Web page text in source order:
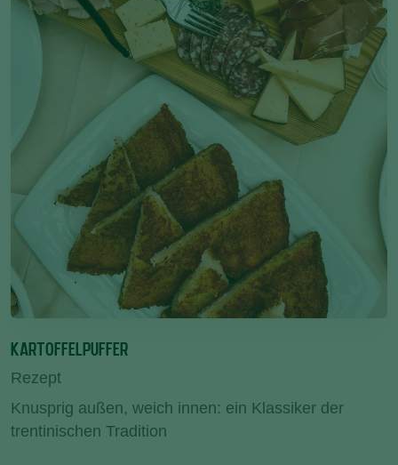
KARTOFFELPUFFER
Rezept
Knusprig außen, weich innen: ein Klassiker der
trentinischen Tradition